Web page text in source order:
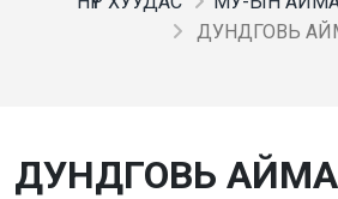
ДУНДГОВЬ
ДУНДГОВЬ